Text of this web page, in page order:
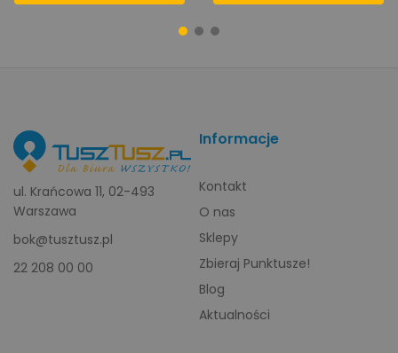
ul. Krańcowa 11, 02-493
Warszawa
bok@tusztusz.pl
22 208 00 00
Informacje
Kontakt
O nas
Sklepy
Zbieraj Punktusze!
Blog
Aktualności